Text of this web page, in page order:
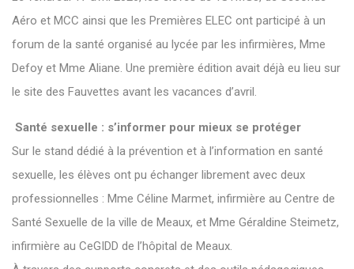
Aéro et MCC ainsi que les Premières ELEC ont participé à un
forum de la santé organisé au lycée par les infirmières, Mme
Defoy et Mme Aliane. Une première édition avait déjà eu lieu sur
le site des Fauvettes avant les vacances d’avril.
Santé sexuelle : s’informer pour mieux se protéger
Sur le stand dédié à la prévention et à l’information en santé
sexuelle, les élèves ont pu échanger librement avec deux
professionnelles : Mme Céline Marmet, infirmière au Centre de
Santé Sexuelle de la ville de Meaux, et Mme Géraldine Steimetz,
infirmière au CeGIDD de l’hôpital de Meaux.